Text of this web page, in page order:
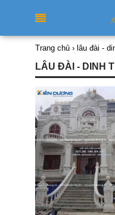
Trang chủ › lâu đài -
LÂU ĐÀI - DINH